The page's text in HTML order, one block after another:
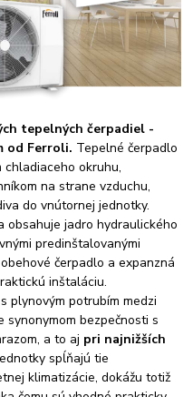
tepelných čerpadiel -
od Ferroli. Tepelné čerpadlo
okruhu,
na strane vzduchu,
do vnútornej jednotky.
jadro hydraulického
predinštalovanými
čerpadlo a expanzná
inštaláciu.
plynovým potrubím medzi
bezpečnosti s
a to aj pri najnižších
spĺňajú tie
klimatizácie, dokážu totiž